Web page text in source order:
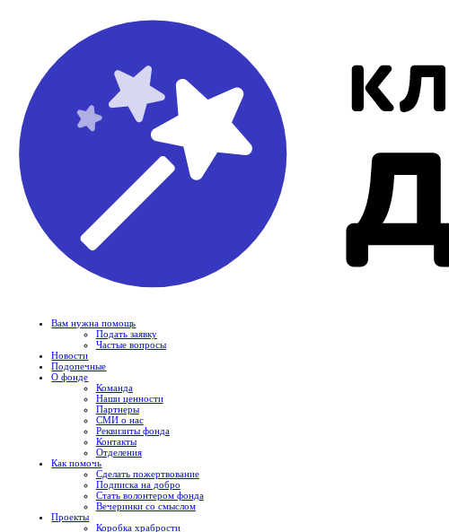
Вам нужна помощь
Подать заявку
Частые вопросы
Новости
Подопечные
О фонде
Команда
Наши ценности
Партнеры
СМИ о нас
Реквизиты фонда
Контакты
Отделения
Как помочь
Сделать пожертвование
Подписка на добро
Стать волонтером фонда
Вечеринки со смыслом
Проекты
Коробка храбрости